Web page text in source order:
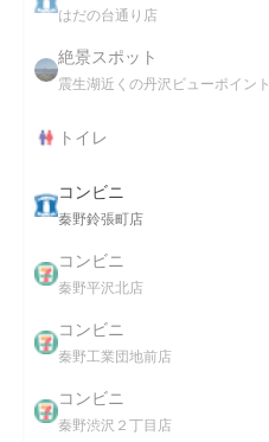
はだの台通り店
絶景スポット
震生湖近くの丹沢ビューポイント
トイレ
コンビニ
秦野鈴張町店
コンビニ
秦野平沢北店
コンビニ
秦野工業団地前店
コンビニ
秦野渋沢２丁目店